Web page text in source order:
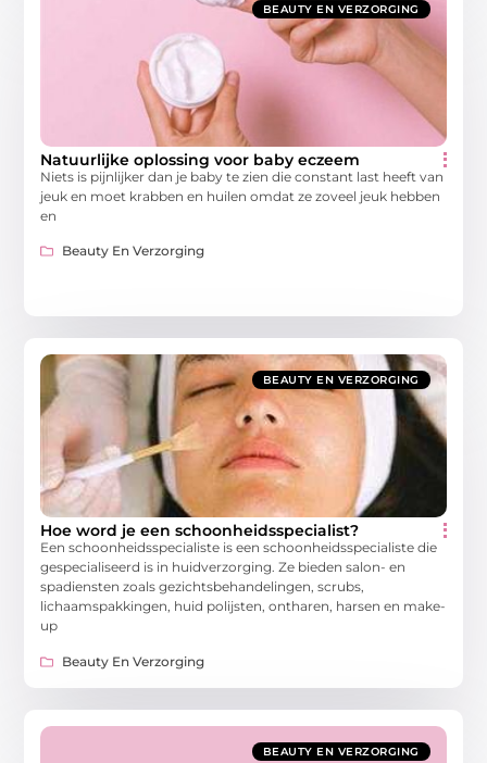
BEAUTY EN VERZORGING
Natuurlijke oplossing voor baby eczeem
Niets is pijnlijker dan je baby te zien die constant last heeft van
jeuk en moet krabben en huilen omdat ze zoveel jeuk hebben
en
Beauty En Verzorging
BEAUTY EN VERZORGING
Hoe word je een schoonheidsspecialist?
Een schoonheidsspecialiste is een schoonheidsspecialiste die
gespecialiseerd is in huidverzorging. Ze bieden salon- en
spadiensten zoals gezichtsbehandelingen, scrubs,
lichaamspakkingen, huid polijsten, ontharen, harsen en make-
up
Beauty En Verzorging
BEAUTY EN VERZORGING